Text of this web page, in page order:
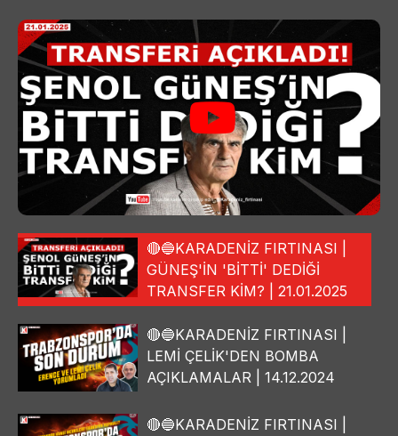
🔴🔵KARADENİZ FIRTINASI |
GÜNEŞ'İN 'BİTTİ' DEDİĞİ
TRANSFER KİM? | 21.01.2025
🔴🔵KARADENİZ FIRTINASI |
LEMİ ÇELİK'DEN BOMBA
AÇIKLAMALAR | 14.12.2024
🔴🔵KARADENİZ FIRTINASI |